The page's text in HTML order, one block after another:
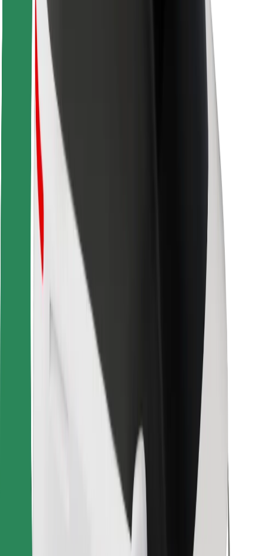
Safety Lab
Ciudades
Dónde estamos
Soluciones para las ciudades
Aeropuertos
Estaciones de carga de Bolt
Soporte
Para usuarios
Para conductores
Para repartidores
Bolt Food
Para propietarios de flota
Para restaurantes
Bolt para empresas
Términos y Condiciones
¡Conseguí un viaje en minutos!
Descargar la app de Bolt
Encontrá tu comida favorita
Descargar la app de Bolt Food